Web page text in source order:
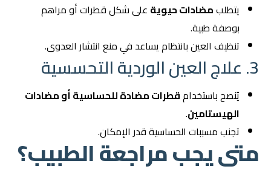
يتطلبمضادات حيوية على شكل قطرات أو مراهم
بوصفة طبية.
تنظيف العين بانتظام يساعد في منع انتشار العدوى.
3. علاج العين الوردية التحسسية
يُنصح باستخدامقطرات مضادة للحساسية أو مضادات
الهيستامين.
تجنب مسببات الحساسية قدر الإمكان.
متى يجب مراجعة الطبيب؟